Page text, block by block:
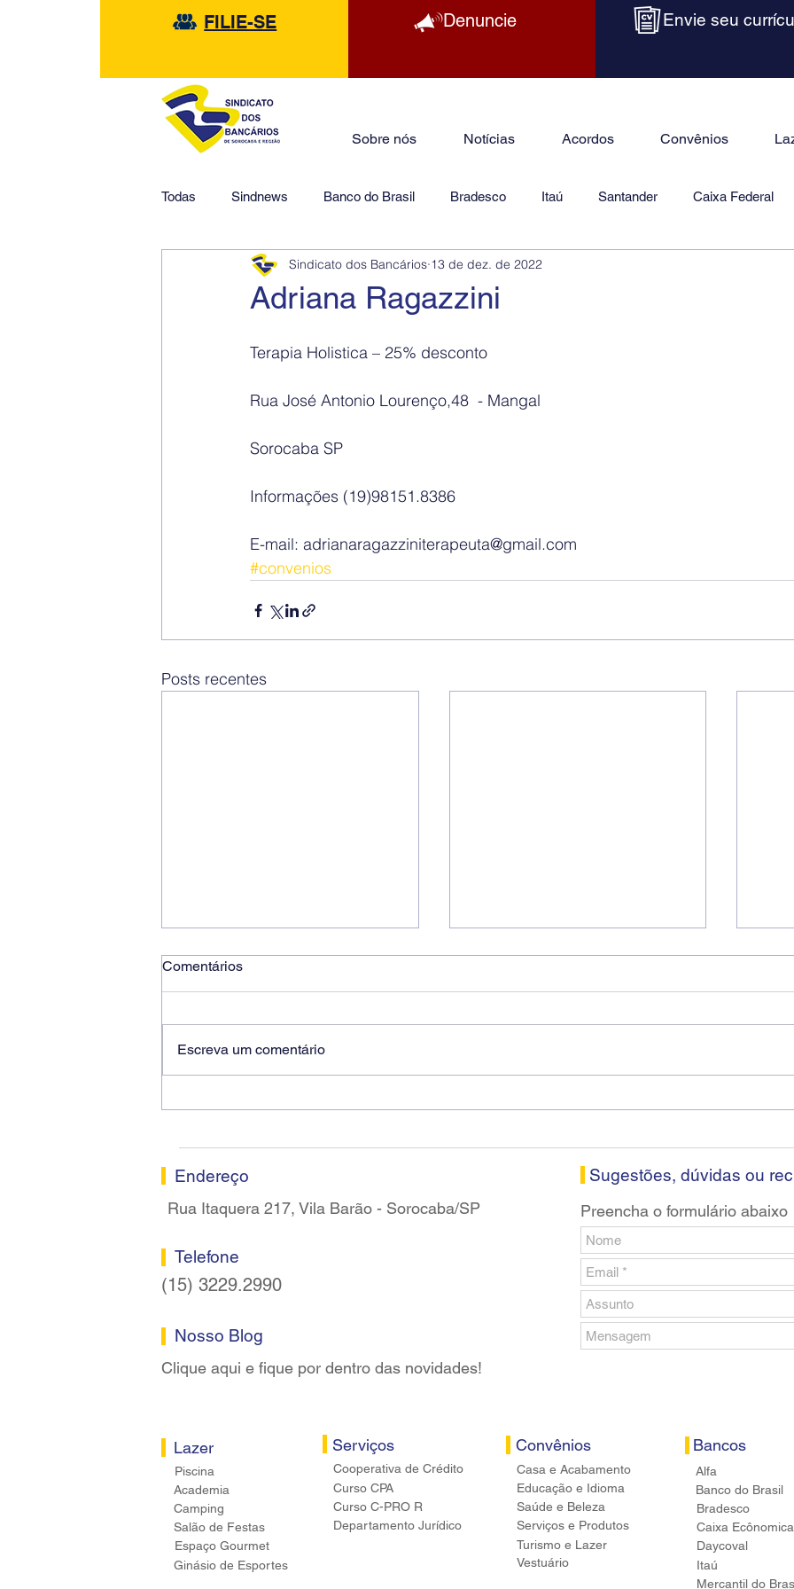
FILIE-SE Denuncie Envie seu
Sobre nós Notícias Acordos Convênios
Todas Sindnews Banco do Brasil Bradesco Itaú Santander Caixa Federal
HSBC Financeiras Jurídico
Adriana Ragazzini
Sindicato dos Bancários 13 de dez. de 2022
Terapia Holistica – 25% desconto
Rua José Antonio Lourenço,48  - Mangal
Sorocaba SP
Informações (19)98151.8386
E-mail: adrianaragazziniterapeuta@gmail.com
#convenios
Posts recentes
Comentários
Escreva um comentário
Endereço
Rua Itaquera 217, Vila Barão - Sorocaba/SP
Telefone
(15) 3229.2990
Nosso Blog
Clique aqui e fique por dentro das novidades!
Lazer
Piscina
Academia
Camping
Salão de Festas
Espaço Gourmet
Ginásio de Esportes
Serviços
Cooperativa de Crédito
Curso CPA
Curso C-PRO R
Departamento Jurídico
Sugestões, dúvidas ou
Preencha o formulário abaixo
Convênios
Casa e Acabamento
Educação e Idioma
Saúde e Beleza
Serviços e Produtos
Turismo e Lazer
Vestuário
Bancos
Alfa
Banco do Brasil
Bradesco
Caixa
Daycoval
Itaú
Mercantil do